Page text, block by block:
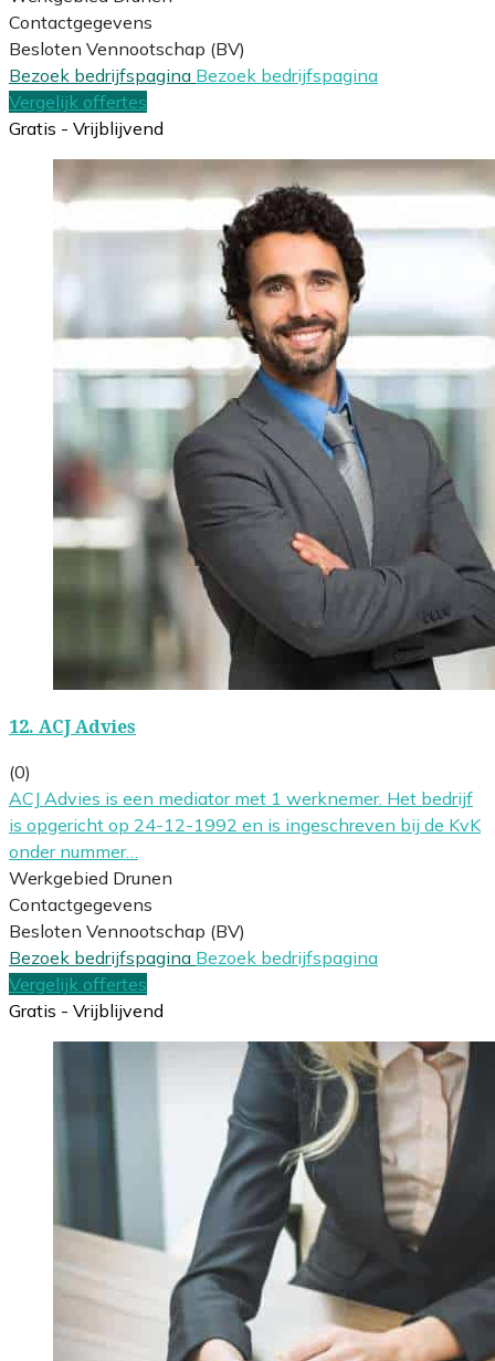
Contactgegevens
Besloten Vennootschap (BV)
Bezoek bedrijfspagina Bezoek bedrijfspagina
Vergelijk offertes
Gratis - Vrijblijvend
12. ACJ Advies
(0)
ACJ Advies is een mediator met 1 werknemer. Het bedrijf
is opgericht op 24-12-1992 en is ingeschreven bij de KvK
onder nummer…
Werkgebied Drunen
Contactgegevens
Besloten Vennootschap (BV)
Bezoek bedrijfspagina Bezoek bedrijfspagina
Vergelijk offertes
Gratis - Vrijblijvend